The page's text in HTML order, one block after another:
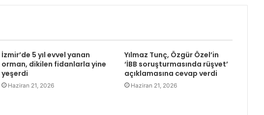
İzmir’de 5 yıl evvel yanan
orman, dikilen fidanlarla yine
yeşerdi
Haziran 21, 2026
Yılmaz Tunç, Özgür Özel’in
‘İBB soruşturmasında rüşvet’
açıklamasına cevap verdi
Haziran 21, 2026